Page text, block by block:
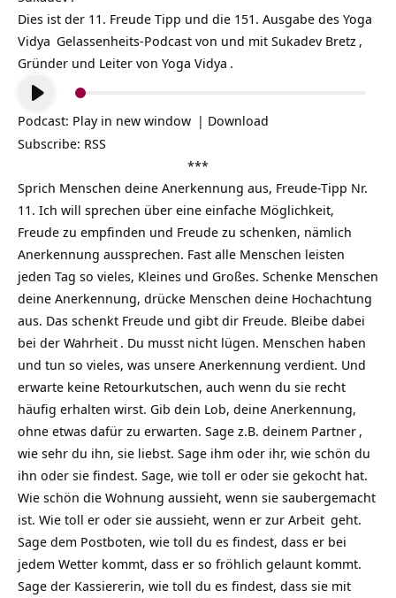
Dies ist der 11. Freude Tipp und die 151. Ausgabe des Yoga
Vidya Gelassenheits-Podcast von und mit Sukadev Bretz ,
Gründer und Leiter von Yoga Vidya .
Audio-
Player
Podcast: Play in new window | Download
Subscribe: RSS
***
Sprich Menschen deine Anerkennung aus, Freude-Tipp Nr.
11. Ich will sprechen über eine einfache Möglichkeit,
Freude zu empfinden und Freude zu schenken, nämlich
Anerkennung aussprechen. Fast alle Menschen leisten
jeden Tag so vieles, Kleines und Großes. Schenke Menschen
deine Anerkennung, drücke Menschen deine Hochachtung
aus. Das schenkt Freude und gibt dir Freude. Bleibe dabei
bei der Wahrheit . Du musst nicht lügen. Menschen haben
und tun so vieles, was unsere Anerkennung verdient. Und
erwarte keine Retourkutschen, auch wenn du sie recht
häufig erhalten wirst. Gib dein Lob, deine Anerkennung,
ohne etwas dafür zu erwarten. Sage z.B. deinem Partner ,
wie sehr du ihn, sie liebst. Sage ihm oder ihr, wie schön du
ihn oder sie findest. Sage, wie toll er oder sie gekocht hat.
Wie schön die Wohnung aussieht, wenn sie saubergemacht
ist. Wie toll er oder sie aussieht, wenn er zur Arbeit geht.
Sage dem Postboten, wie toll du es findest, dass er bei
jedem Wetter kommt, dass er so fröhlich gelaunt kommt.
Sage der Kassiererin, wie toll du es findest, dass sie mit